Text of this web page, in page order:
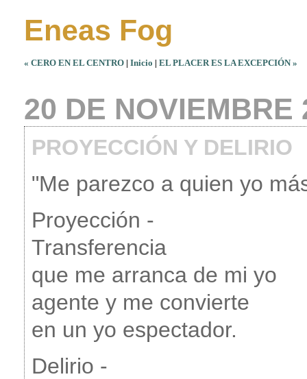
Eneas Fog
« CERO EN EL CENTRO | Inicio | EL PLACER ES LA EXCEPCIÓN »
20 DE NOVIEMBRE
PROYECCIÓN Y DELIRIO
"Me parezco a quien yo
Proyección -
Transferencia
que me arranca de mi yo
agente y me convierte
en un yo espectador.
Delirio -